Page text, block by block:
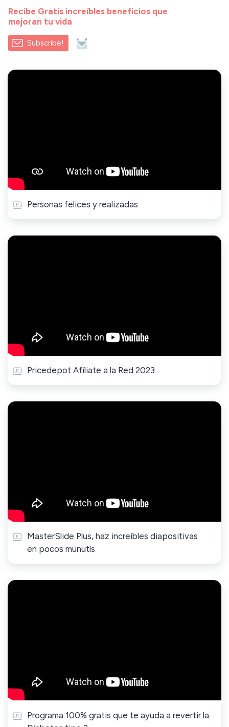
Recibe Gratis increíbles beneficios que
mejoran tu vida
Subscribe!
Personas felices y realizadas
Pricedepot Afíliate a la Red 2023
MasterSlide Plus, haz increíbles diapositivas
en pocos munutls
Programa 100% gratis que te ayuda a revertir la